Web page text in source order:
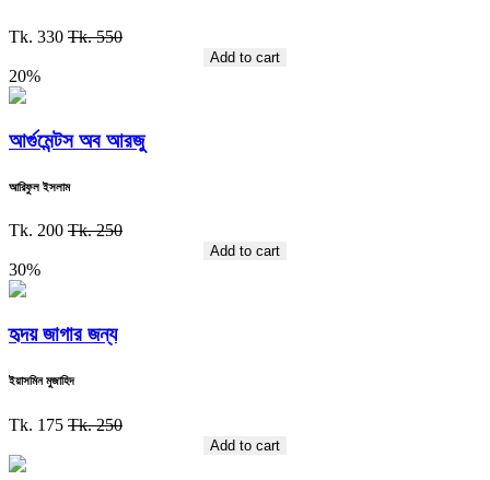
Tk. 330 Tk. 550
Add to cart
20%
আর্গুমেন্টস অব আরজু
আরিফুল ইসলাম
Tk. 200 Tk. 250
Add to cart
30%
হৃদয় জাগার জন্য
ইয়াসমিন মুজাহিদ
Tk. 175 Tk. 250
Add to cart